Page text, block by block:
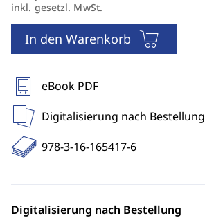
inkl. gesetzl. MwSt.
In den Warenkorb
eBook PDF
Digitalisierung nach Bestellung
978-3-16-165417-6
Digitalisierung nach Bestellung